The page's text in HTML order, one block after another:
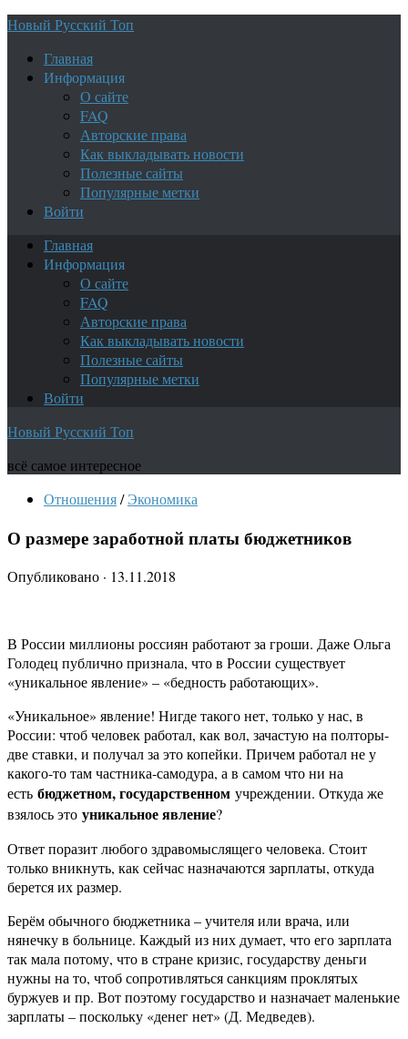
Новый Русский Топ
Главная
Информация
О сайте
FAQ
Авторские права
Как выкладывать новости
Полезные сайты
Популярные метки
Войти
Главная
Информация
О сайте
FAQ
Авторские права
Как выкладывать новости
Полезные сайты
Популярные метки
Войти
Новый Русский Топ
всё самое интересное
Отношения/ Экономика
О размере заработной платы бюджетников
Опубликовано · 13.11.2018
В России миллионы россиян работают за гроши. Даже Ольга
Голодец публично признала, что в России существует
«уникальное явление» – «бедность работающих».
«Уникальное» явление! Нигде такого нет, только у нас, в
России: чтоб человек работал, как вол, зачастую на полторы-
две ставки, и получал за это копейки. Причем работал не у
какого-то там частника-самодура, а в самом что ни на
есть бюджетном, государственном учреждении. Откуда же
взялось это уникальное явление?
Ответ поразит любого здравомыслящего человека. Стоит
только вникнуть, как сейчас назначаются зарплаты, откуда
берется их размер.
Берём обычного бюджетника – учителя или врача, или
нянечку в больнице. Каждый из них думает, что его зарплата
так мала потому, что в стране кризис, государству деньги
нужны на то, чтоб сопротивляться санкциям проклятых
буржуев и пр. Вот поэтому государство и назначает маленькие
зарплаты – поскольку «денег нет» (Д. Медведев).